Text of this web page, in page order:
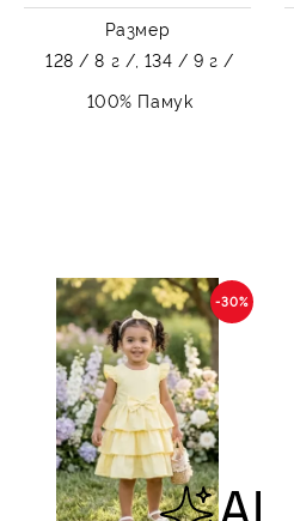
Размер
128 / 8 г /, 134 / 9 г /
100% Памук
-30%